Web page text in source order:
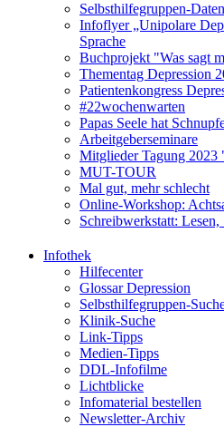
Selbsthilfegruppen-
Infoflyer „Unipolare
Sprache
Buchprojekt "Was sagt
Thementag Depression
Patientenkongress
#22wochenwarten
Papas Seele hat
Arbeitgeberseminare
Mitglieder Tagung
MUT-TOUR
Mal gut, mehr schlecht
Online-Workshop:
Schreibwerkstatt:
Infothek
Hilfecenter
Glossar Depression
Selbsthilfegruppen-
Klinik-Suche
Link-Tipps
Medien-Tipps
DDL-Infofilme
Lichtblicke
Infomaterial bestellen
Newsletter-Archiv